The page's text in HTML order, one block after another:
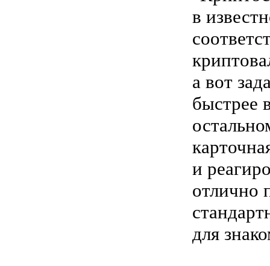
в
а вот
быстрее
и
отлично
для